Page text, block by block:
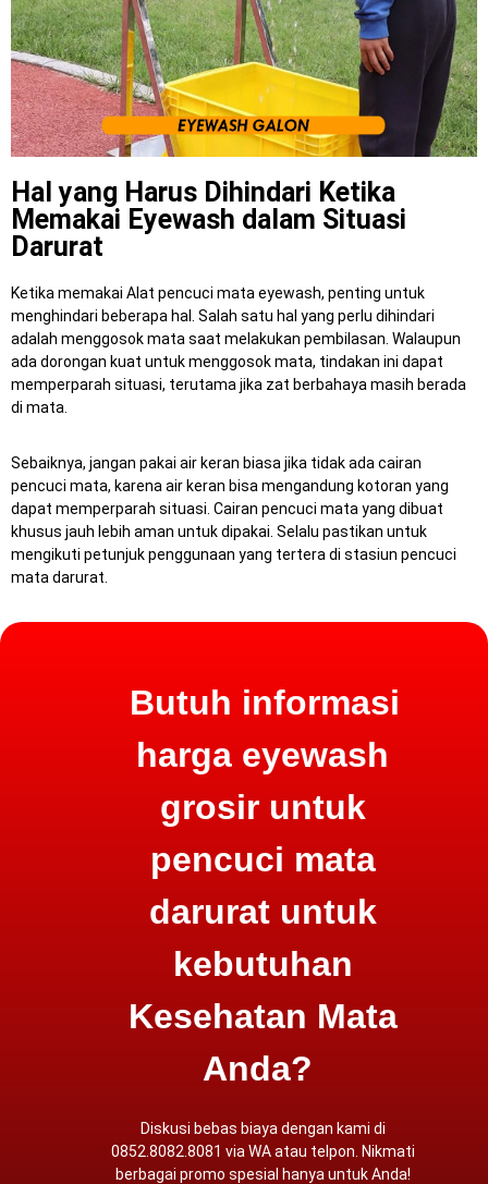
Hal yang Harus Dihindari Ketika
Memakai Eyewash dalam Situasi
Darurat
Ketika memakai Alat pencuci mata eyewash, penting untuk
menghindari beberapa hal. Salah satu hal yang perlu dihindari
adalah menggosok mata saat melakukan pembilasan. Walaupun
ada dorongan kuat untuk menggosok mata, tindakan ini dapat
memperparah situasi, terutama jika zat berbahaya masih berada
di mata.
Sebaiknya, jangan pakai air keran biasa jika tidak ada cairan
pencuci mata, karena air keran bisa mengandung kotoran yang
dapat memperparah situasi. Cairan pencuci mata yang dibuat
khusus jauh lebih aman untuk dipakai. Selalu pastikan untuk
mengikuti petunjuk penggunaan yang tertera di stasiun pencuci
mata darurat.
Butuh informasi
harga eyewash
grosir untuk
pencuci mata
darurat untuk
kebutuhan
Kesehatan Mata
Anda?
Diskusi bebas biaya dengan kami di
0852.8082.8081 via WA atau telpon . Nikmati
berbagai promo spesial hanya untuk Anda!